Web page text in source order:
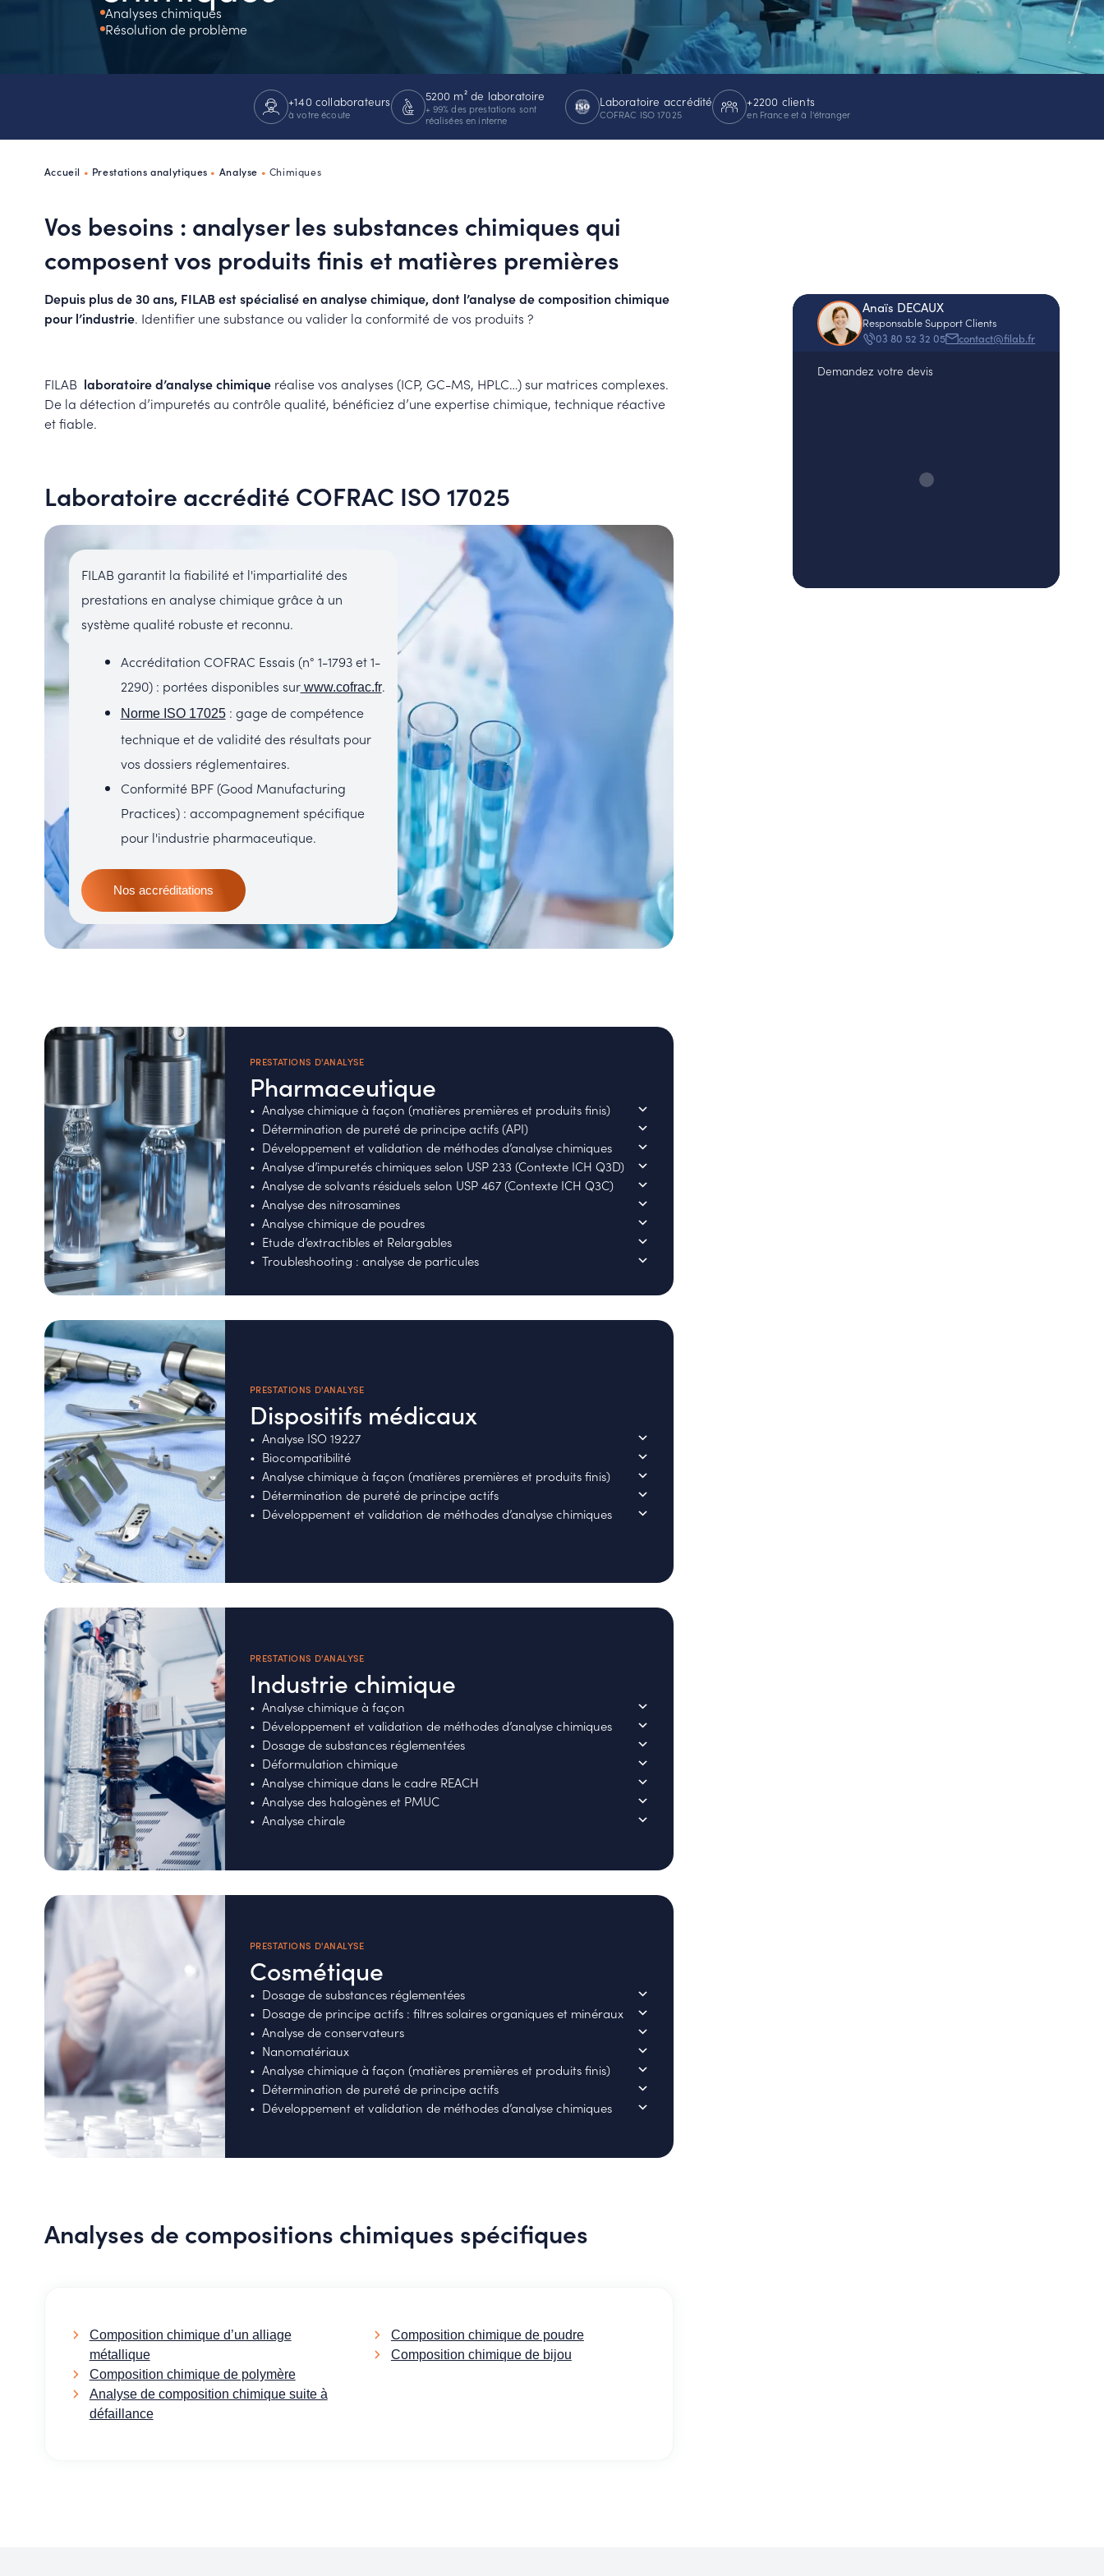
Analyses chimiques
Résolution de problème
+140 collaborateurs
à votre écoute
5200 m² de laboratoire
+ 99% des prestations sont
réalisées en interne
Laboratoire accrédité
COFRAC ISO 17025
+2200 clients
en France et à l'étranger
Accueil • Prestations analytiques • Analyse • Chimiques
Vos besoins : analyser les substances chimiques qui
composent vos produits finis et matières premières
Depuis plus de 30 ans, FILAB est spécialisé en analyse chimique, dont l’analyse de composition chimique
pour l’industrie. Identifier une substance ou valider la conformité de vos produits ?
FILAB laboratoire d’analyse chimiqueréalise vos analyses (ICP, GC-MS, HPLC…) sur matrices complexes.
De la détection d’impuretés au contrôle qualité, bénéficiez d’une expertise chimique, technique réactive
et fiable.
Laboratoire accrédité COFRAC ISO 17025
FILAB garantit la fiabilité et l'impartialité des
prestations en analyse chimique grâce à un
système qualité robuste et reconnu.
Accréditation COFRAC Essais (n° 1-1793 et 1-
2290) : portées disponibles surwww.cofrac.fr.
Norme ISO 17025: gage de compétence
technique et de validité des résultats pour
vos dossiers réglementaires.
Conformité BPF (Good Manufacturing
Practices) : accompagnement spécifique
pour l'industrie pharmaceutique.
Nos accréditations
PRESTATIONS D'ANALYSE
Pharmaceutique
Analyse chimique à façon (matières premières et produits finis)
Détermination de pureté de principe actifs (API)
Développement et validation de méthodes d’analyse chimiques
Analyse d’impuretés chimiques selon USP 233 (Contexte ICH Q3D)
Analyse de solvants résiduels selon USP 467 (Contexte ICH Q3C)
Analyse des nitrosamines
Analyse chimique de poudres
Etude d’extractibles et Relargables
Troubleshooting : analyse de particules
PRESTATIONS D'ANALYSE
Dispositifs médicaux
Analyse ISO 19227
Biocompatibilité
Analyse chimique à façon (matières premières et produits finis)
Détermination de pureté de principe actifs
Développement et validation de méthodes d’analyse chimiques
PRESTATIONS D'ANALYSE
Industrie chimique
Analyse chimique à façon
Développement et validation de méthodes d’analyse chimiques
Dosage de substances réglementées
Déformulation chimique
Analyse chimique dans le cadre REACH
Analyse des halogènes et PMUC
Analyse chirale
PRESTATIONS D'ANALYSE
Cosmétique
Dosage de substances réglementées
Dosage de principe actifs : filtres solaires organiques et minéraux
Analyse de conservateurs
Nanomatériaux
Analyse chimique à façon (matières premières et produits finis)
Détermination de pureté de principe actifs
Développement et validation de méthodes d’analyse chimiques
Analyses de compositions chimiques spécifiques
Composition chimique d’un alliage
métallique
Composition chimique de polymère
Analyse de composition chimique suite à
défaillance
Composition chimique de poudre
Composition chimique de bijou
Anaïs DECAUX
Responsable Support Clients
03 80 52 32 05
contact@filab.fr
Demandez votre devis